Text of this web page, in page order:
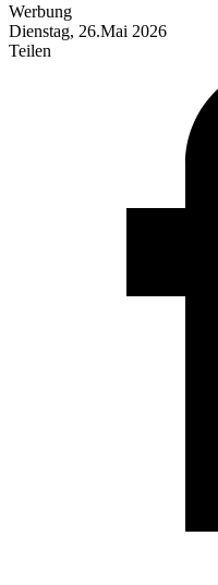
Werbung
Dienstag, 26.Mai 2026
Teilen